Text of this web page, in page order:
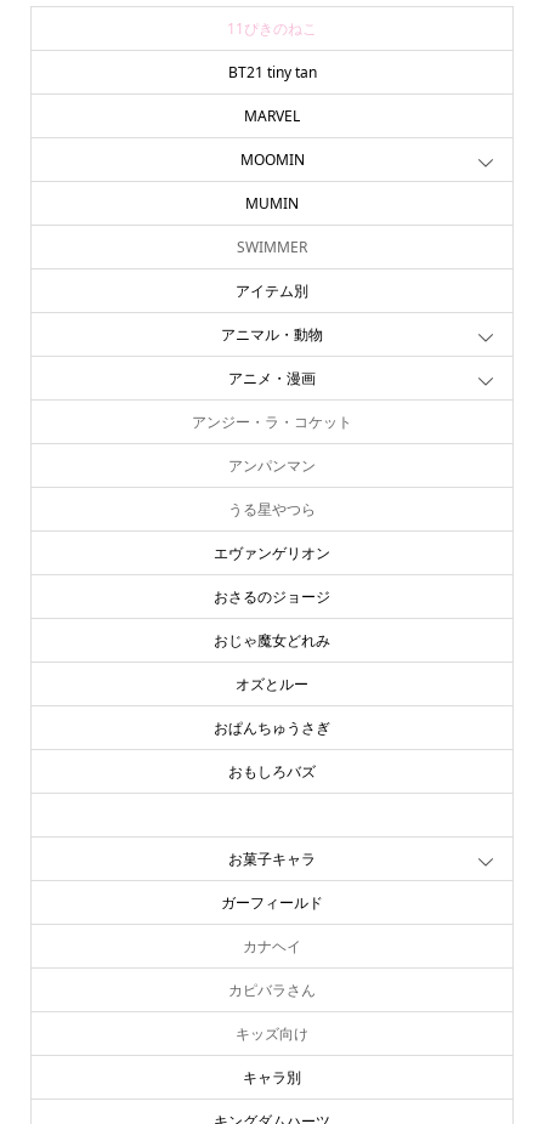
11ぴきのねこ
BT21 tiny tan
MARVEL
MOOMIN
MUMIN
SWIMMER
アイテム別
アニマル・動物
アニメ・漫画
アンジー・ラ・コケット
アンパンマン
うる星やつら
エヴァンゲリオン
おさるのジョージ
おじゃ魔女どれみ
オズとルー
おぱんちゅうさぎ
おもしろバズ
お菓子キャラ
ガーフィールド
カナヘイ
カピバラさん
キッズ向け
キャラ別